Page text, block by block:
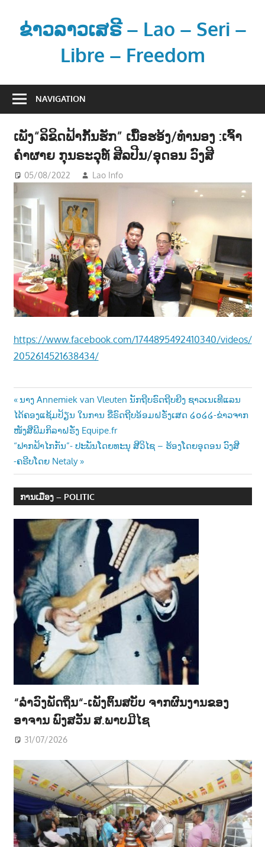
contentຂ່າວລາວເສຣີ – Lao – Seri –
Libre – Freedom
າ
ລ
ະ
ຂໍ້
ມູ
ນ
ຂ່
າ
ສ
າ
ນ
NAVIGATION
ເພັງ“ລິຂິດຟ້າກັ້ນຮັກ” ເນື້ອຮອ້ງ/ທຳນອງ :ເຈົ້າ
ຄຳຜາຍ ກຸນຣະວຸທ໌ ສີລປີນ/ອຸດອນ ວົງສີ
05/08/2022 Lao Info
https://www.facebook.com/1744895492410340/videos/
2052614521638434/
Post
navigation
Previous
Post:
ນາງ Annemiek van Vleuten ນັກຖີບຣົດຖີບຍີງ ຊາວເນເທີແລນ
ໄດ້ຄອງແຊ້ມປ້ຽນ ໃນການ ຂີ່ຣົດຖີບອ້ອມຝຣັ່ງເສດ ໒໐໒໒-ຂ່າວຈາກ
ໜັງສືພີມກິລາຝຣັ່ງ Equipe.fr
Next
Post:
“ຟາກຟ້າໄກກັນ”- ປະພັນໂດຍທະນຸ ສີວິໄຊ – ຮ້ອງໂດຍອຸດອນ ວົງສີ
-ຄຣີບໂດຍ Netaly
ການເມືອງ – POLITIC
“ລຳວົງພັດຖິ່ນ“-ເພັງຕົ້ນສບັບ ຈາກຜົນງານຂອງ
ອາຈານ ພົງສວັນ ສ.ພາບມີໄຊ
31/07/2026